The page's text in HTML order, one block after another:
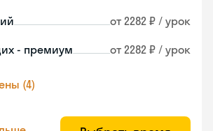
от 2282 ₽ / урок
- премиум от 2282 ₽ / урок
(4)